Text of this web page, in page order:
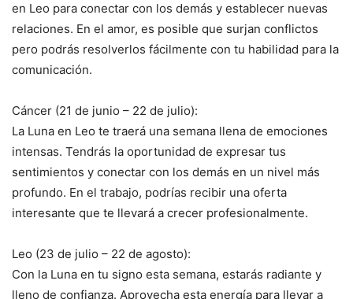
en Leo para conectar con los demás y establecer nuevas
relaciones. En el amor, es posible que surjan conflictos
pero podrás resolverlos fácilmente con tu habilidad para la
comunicación.
Cáncer (21 de junio – 22 de julio):
La Luna en Leo te traerá una semana llena de emociones
intensas. Tendrás la oportunidad de expresar tus
sentimientos y conectar con los demás en un nivel más
profundo. En el trabajo, podrías recibir una oferta
interesante que te llevará a crecer profesionalmente.
Leo (23 de julio – 22 de agosto):
Con la Luna en tu signo esta semana, estarás radiante y
lleno de confianza. Aprovecha esta energía para llevar a